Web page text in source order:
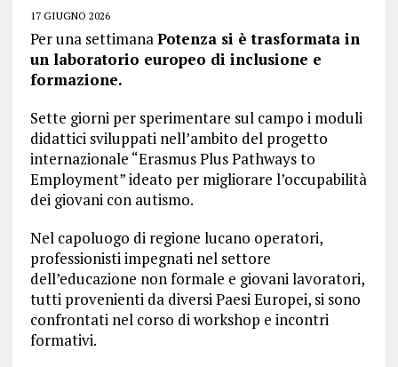
17 GIUGNO 2026
Per una settimanaPotenza si è trasformata in
un laboratorio europeo di inclusione e
formazione.
Sette giorni per sperimentare sul campo i moduli
didattici sviluppati nell’ambito del progetto
internazionale “Erasmus Plus Pathways to
Employment” ideato per migliorare l’occupabilità
dei giovani con autismo.
Nel capoluogo di regione lucano operatori,
professionisti impegnati nel settore
dell’educazione non formale e giovani lavoratori,
tutti provenienti da diversi Paesi Europei, si sono
confrontati nel corso di workshop e incontri
formativi.